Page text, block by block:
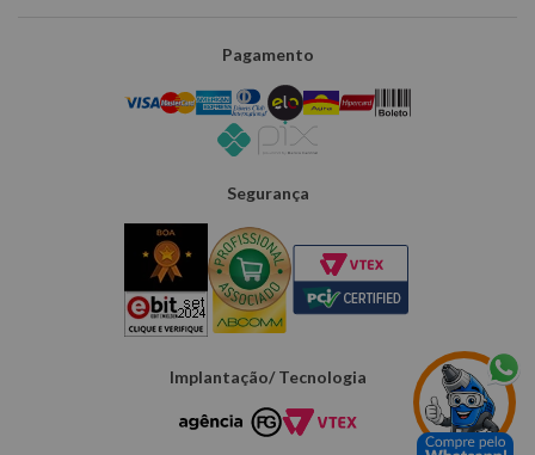
Pagamento
Segurança
Implantação/ Tecnologia